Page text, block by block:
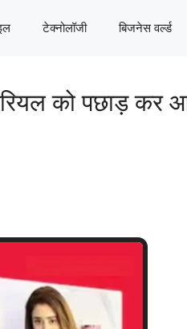
टेक्नोलॉजी बिजनेस वर्ल्ड
को पछाड़ कर